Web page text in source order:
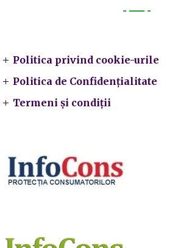
Politica privind cookie-urile
Politica de Confidențialitate
Termeni și condiții